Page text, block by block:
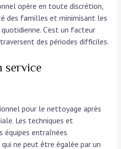
opère en toute discrétion,
des familles et minimisant les
C’est un facteur
des périodes difficiles.
service
pour le nettoyage après
Les techniques et
équipes entraînées
ne peut être égalée par un